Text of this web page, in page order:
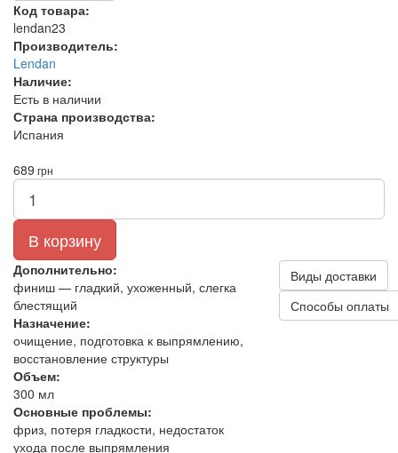
Код товара:
lendan23
Производитель:
Lendan
Наличие:
Есть в наличии
Страна производства:
Испания
689 грн
В корзину
Дополнительно:
финиш — гладкий, ухоженный, слегка
блестящий
Назначение:
очищение, подготовка к выпрямлению,
восстановление структуры
Объем:
300 мл
Основные проблемы:
фриз, потеря гладкости, недостаток
ухода после выпрямления
Виды доставки
Способы оплаты